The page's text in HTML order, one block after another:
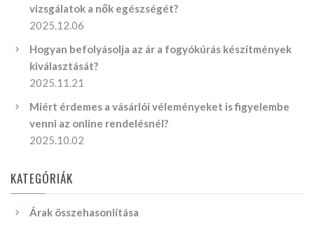
vizsgálatok a nők egészségét?
2025.12.06
Hogyan befolyásolja az ár a fogyókúrás készítmények
kiválasztását?
2025.11.21
Miért érdemes a vásárlói véleményeket is figyelembe
venni az online rendelésnél?
2025.10.02
KATEGÓRIÁK
Árak összehasonlítása